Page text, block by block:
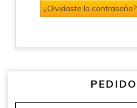
¿Olvidaste la contraseña?
PEDIDO